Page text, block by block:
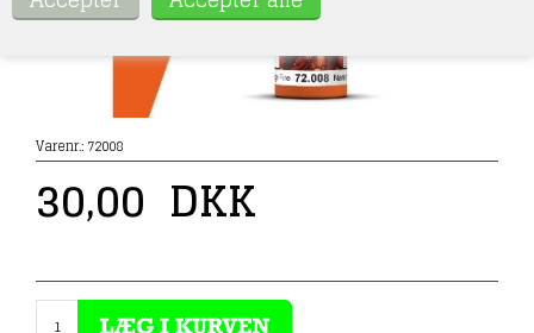
Varenr.: 72008
30,00 DKK